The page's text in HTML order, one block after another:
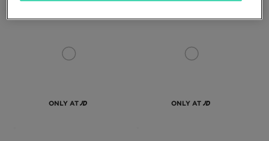
ONLY AT ONLY AT